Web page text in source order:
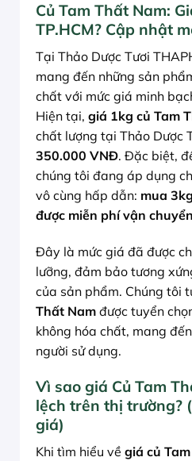
Củ Tam Thất Nam:
TP.HCM? Cập nhật
Tại Thảo Dược Tươi
mang đến những sản
chất với mức giá minh
Hiện tại, giá 1kg củ Tam
chất lượng tại Thảo Dược
350.000 VNĐ. Đặc biệt,
chúng tôi đang áp dụng
vô cùng hấp dẫn: mua
được miễn phí vận chuyển
Đây là mức giá đã được
lưỡng, đảm bảo tương
của sản phẩm. Chúng tôi
Thất Nam được tuyển
không hóa chất, mang
người sử dụng.
Vì sao giá Củ Tam
lệch trên thị trường?
giá)
Khi tìm hiểu về giá củ